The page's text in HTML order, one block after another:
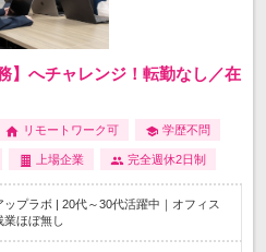
】へチャレンジ！転勤なし／在
リモートワーク可 学歴不問
上場企業 完全週休2日制
プラボ | 20代～30代活躍中｜オフィス
業ほぼ無し